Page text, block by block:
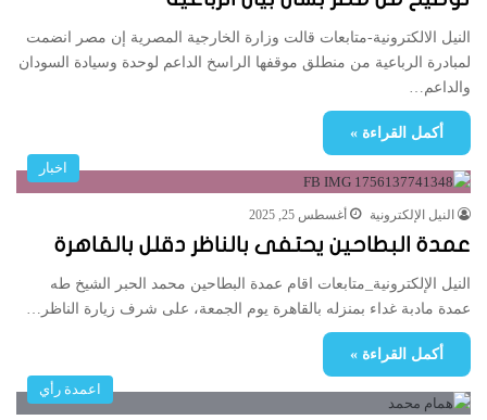
النيل الالكترونية-متابعات قالت وزارة الخارجية المصرية إن مصر انضمت
لمبادرة الرباعية من منطلق موقفها الراسخ الداعم لوحدة وسيادة السودان
والداعم…
أكمل القراءة »
اخبار
النيل الإلكترونية أغسطس 25, 2025
عمدة البطاحين يحتفى بالناظر دقلل بالقاهرة
النيل الإلكترونية_متابعات اقام عمدة البطاحين محمد الحبر الشيخ طه
عمدة مادبة غداء بمنزله بالقاهرة يوم الجمعة، على شرف زيارة الناظر…
أكمل القراءة »
اعمدة رأي